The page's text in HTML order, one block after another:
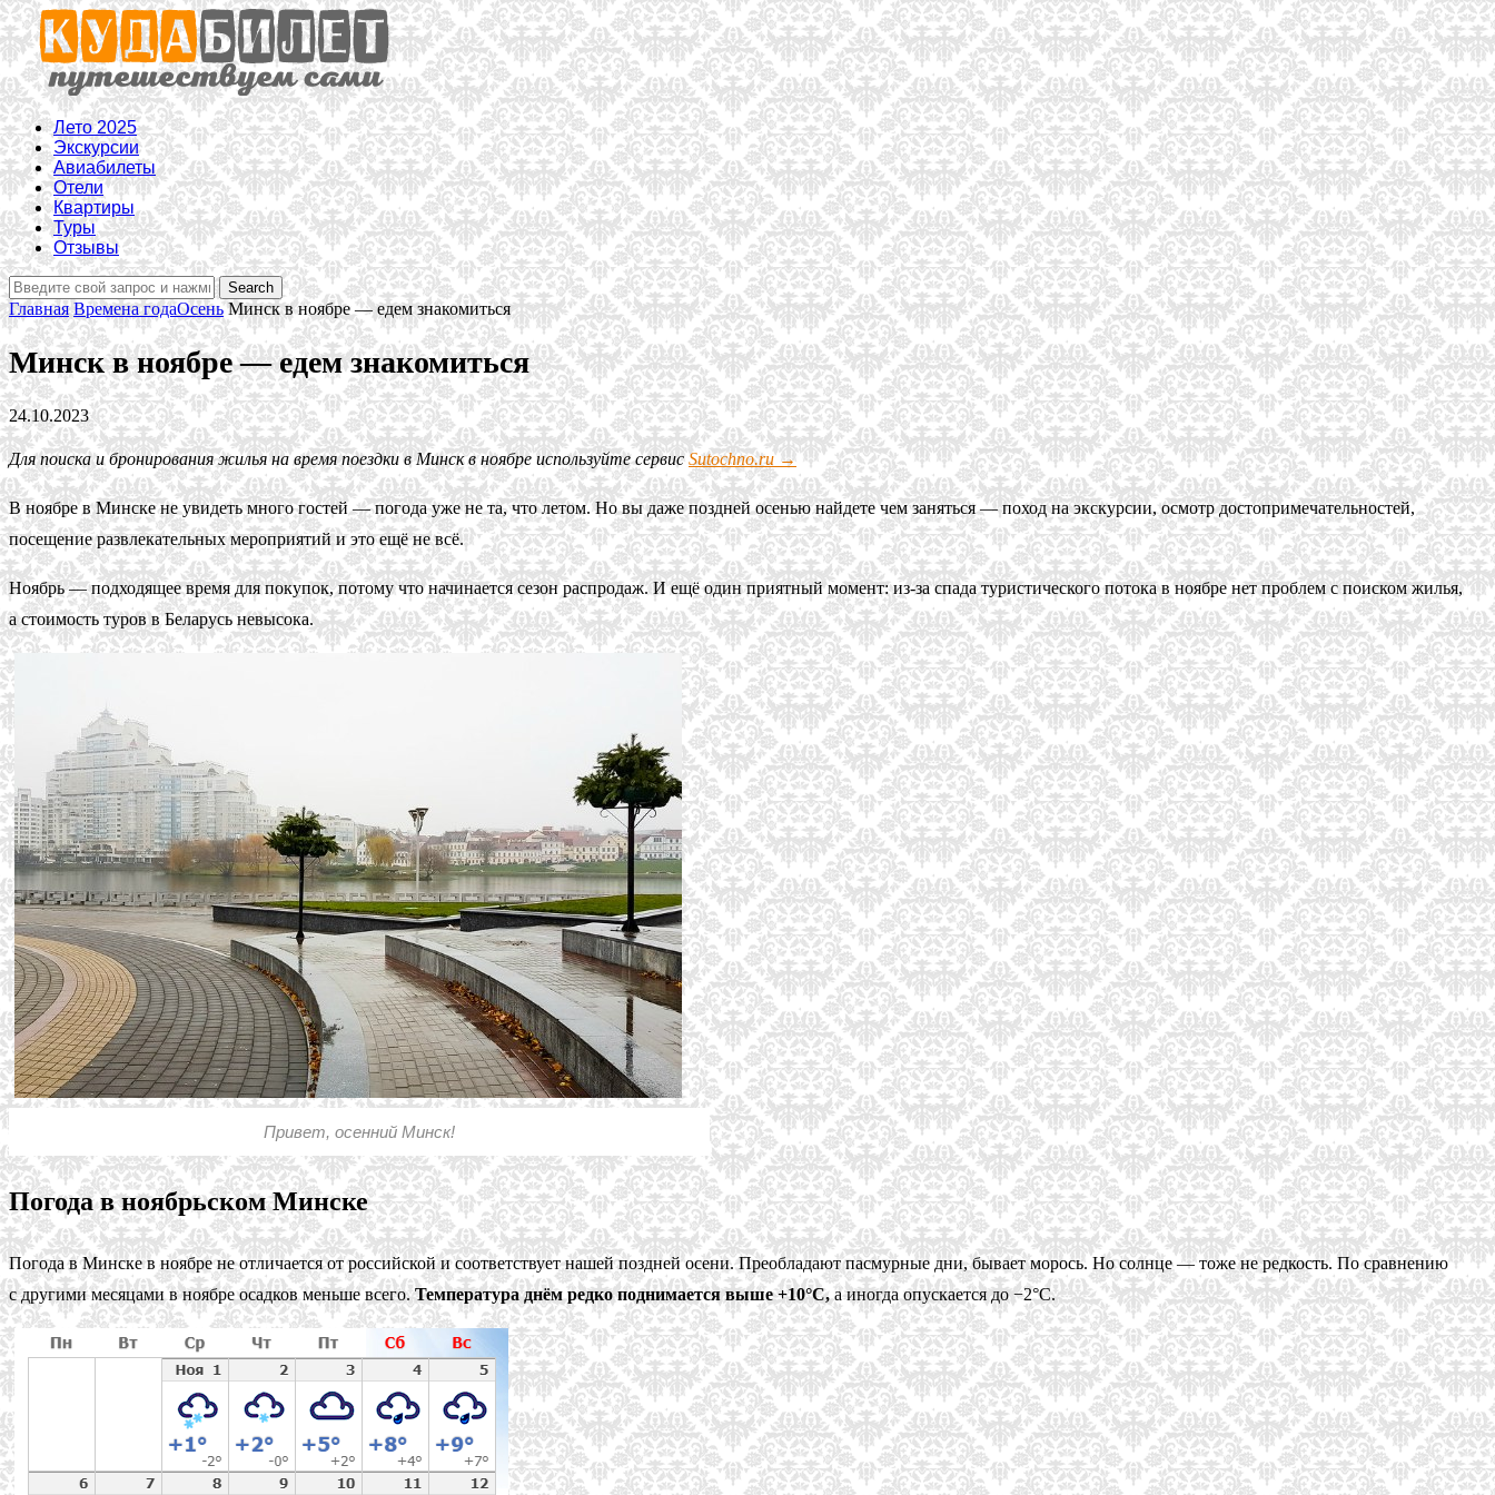
Лето 2025
Экскурсии
Авиабилеты
Отели
Квартиры
Туры
Отзывы
Главная Времена годаОсень Минск в ноябре — едем знакомиться
Минск в ноябре — едем знакомиться
24.10.2023
Для поиска и бронирования жилья на время поездки в Минск в ноябре используйте сервисSutochno.ru →
В ноябре в Минске не увидеть много гостей — погода уже не та, что летом. Но вы даже поздней осенью найдете чем заняться — поход на экскурсии, осмотр достопримечательностей,
посещение развлекательных мероприятий и это ещё не всё.
Ноябрь — подходящее время для покупок, потому что начинается сезон распродаж. И ещё один приятный момент: из-за спада туристического потока в ноябре нет проблем с поиском жилья,
а стоимость туров в Беларусь невысока.
Привет, осенний Минск!
Погода в ноябрьском Минске
Погода в Минске в ноябре не отличается от российской и соответствует нашей поздней осени. Преобладают пасмурные дни, бывает морось. Но солнце — тоже не редкость. По сравнению
с другими месяцами в ноябре осадков меньше всего.Температура днём редко поднимается выше +10°С, а иногда опускается до −2°С.